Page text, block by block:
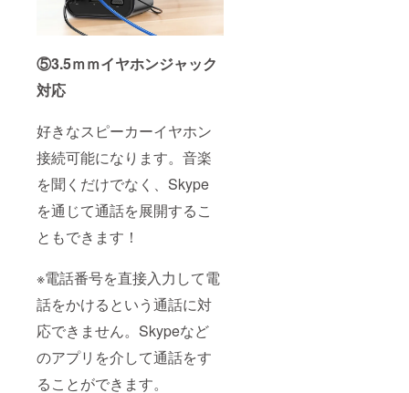
⑤3.5ｍｍイヤホンジャック
対応
好きなスピーカーイヤホン
接続可能になります。音楽
を聞くだけでなく、Skype
を通じて通話を展開するこ
ともできます！
※電話番号を直接入力して電
話をかけるという通話に対
応できません。Skypeなど
のアプリを介して通話をす
ることができます。